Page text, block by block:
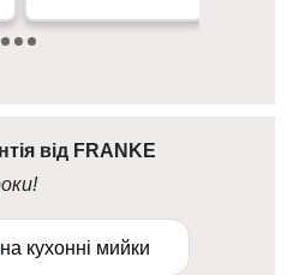
від FRANKE
на кухонні мийки